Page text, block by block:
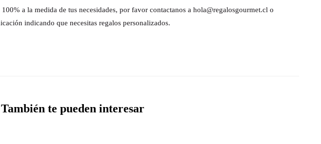
a la medida de tus necesidades, por favor contactanos a hola@regalosgourmet.cl o
indicando que necesitas regalos personalizados.
También te pueden interesar